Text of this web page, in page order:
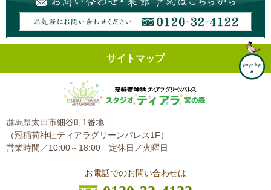
サイトマップ
群馬県太田市細谷町1番地
（冠稲荷神社ティアラグリーンパレス1F）
営業時間／10:00～18:00 定休日／火曜日
お電話でのお問い合わせは